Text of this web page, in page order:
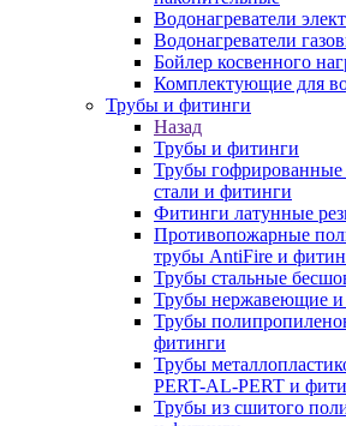
Водонагреватели
Водонагреватели
Бойлер косвенного
Комплектующие для
Трубы и фитинги
Назад
Трубы и фитинги
Трубы
стали и фитинги
Фитинги латунные
Противопожарные
трубы AntiFire и
Трубы стальные
Трубы нержавеющие и
Трубы
фитинги
Трубы
PERT-AL-PERT и
Трубы из сшитого